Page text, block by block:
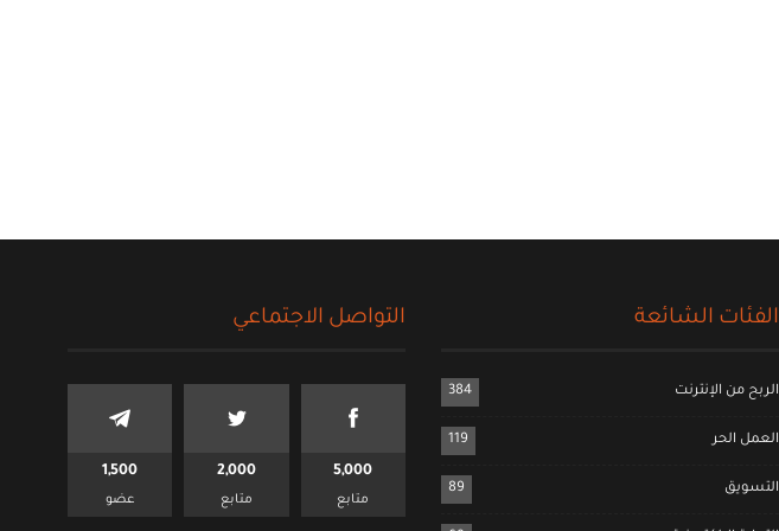
الفئات الشائعة
الربح من الإنترنت 384
العمل الحر 119
التسويق 89
التواصل الاجتماعي
5,000
متابع
2,000
متابع
1,500
عضو